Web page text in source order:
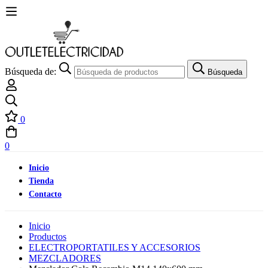
Búsqueda de: Búsqueda
0
0
Inicio
Tienda
Contacto
Inicio
Productos
ELECTROPORTATILES Y ACCESORIOS
MEZCLADORES